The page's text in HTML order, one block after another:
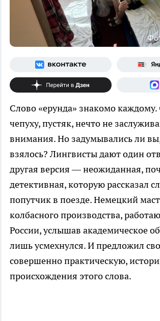
Слово «ерунда» знакомо каждому.
чепуху, пустяк, нечто не
внимания. Но задумывались ли
взялось? Лингвисты дают один
другая версия — неожиданная,
детективная, которую рассказал
попутчик в поезде. Немецкий
колбасного производства,
России, услышав академическое
лишь усмехнулся. И предложил
совершенно практическую,
происхождения этого слова.